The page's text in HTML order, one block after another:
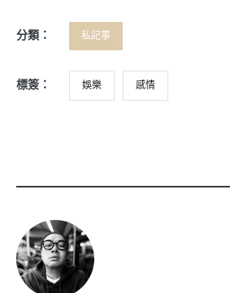
分類： 私記事
標簽： 娛樂 感情